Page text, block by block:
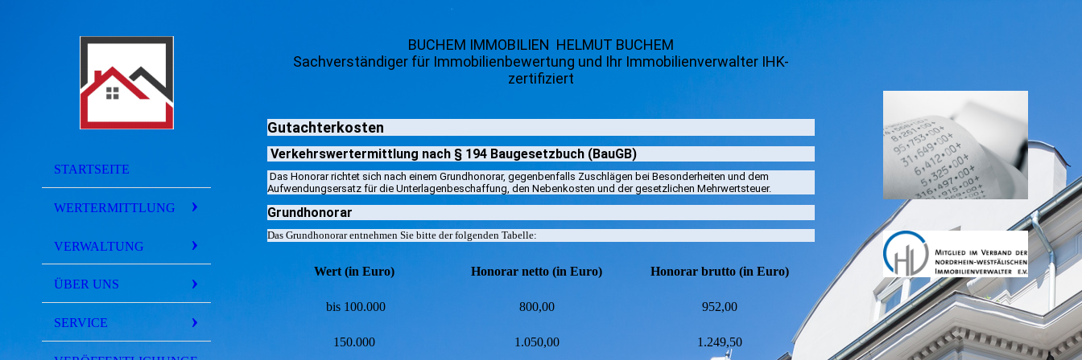
STARTSEITE
WERTERMITTLUNG
VERWALTUNG
ÜBER UNS
SERVICE
BUCHEM IMMOBILIEN HELMUT BUCHEM
Sachverständiger für Immobilienbewertung und Ihr Immobilienverwalter IHK-
zertifiziert
Gutachterkosten
Verkehrswertermittlung nach § 194 Baugesetzbuch (BauGB)
Das Honorar richtet sich nach einem Grundhonorar, gegenbenfalls Zuschlägen bei Besonderheiten und dem
Aufwendungsersatz für die Unterlagenbeschaffung, den Nebenkosten und der gesetzlichen Mehrwertsteuer.
Grundhonorar
Das Grundhonorar entnehmen Sie bitte der folgenden Tabelle:
Wert (in Euro) Honorar netto (in Euro) Honorar brutto (in Euro)
bis 100.000 800,00 952,00
150.000 1.050,00 1.249,50